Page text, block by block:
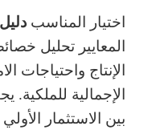
اختيار المناسب
المعايير تحليل
الإنتاج واحتياجات
الإجمالية للملكية.
بين الاستثمار